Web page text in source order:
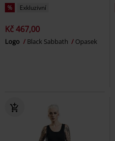
% Exkluzivní
Kč 467,00
Logo Black Sabbath Opasek